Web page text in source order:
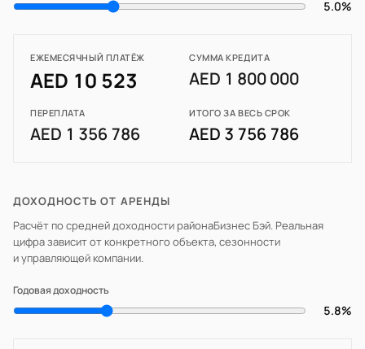
5.0%
ЕЖЕМЕСЯЧНЫЙ ПЛАТЁЖ
AED 10 523
СУММА КРЕДИТА
AED 1 800 000
ПЕРЕПЛАТА
AED 1 356 786
ИТОГО ЗА ВЕСЬ СРОК
AED 3 756 786
ДОХОДНОСТЬ ОТ АРЕНДЫ
Расчёт по средней доходности районаБизнес Бэй. Реальная
цифра зависит от конкретного объекта, сезонности
и управляющей компании.
Годовая доходность
5.8%